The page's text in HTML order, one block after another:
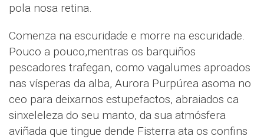
pola nosa retina.
Comenza na escuridade e morre na escuridade.
Pouco a pouco,mentras os barquiños
pescadores trafegan, como vagalumes aproados
nas vísperas da alba, Aurora Purpúrea asoma no
ceo para deixarnos estupefactos, abraiados ca
sinxeleleza do seu manto, da sua atmósfera
aviñada que tingue dende Fisterra ata os confins